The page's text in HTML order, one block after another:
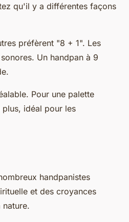
qu'il y a différentes façons
préfèrent "8 + 1". Les
Un handpan à 9
Pour une palette
idéal pour les
handpanistes
et des croyances
nature.